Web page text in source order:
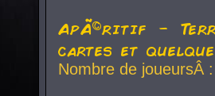
ApÃ©ritif -
cartes et
Nombre de